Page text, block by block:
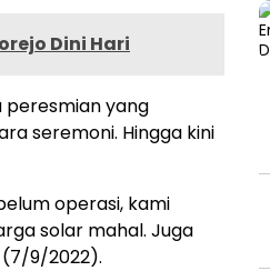
Dini Hari
peresmian yang
seremoni. Hingga kini
operasi, kami
solar mahal. Juga
9/2022).